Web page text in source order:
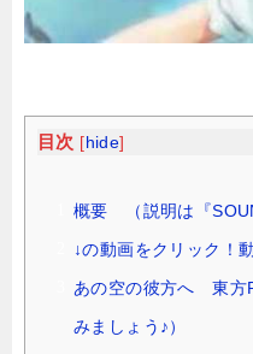
目次 [ hide]
概要 （説明は『
↓の動画をクリック！
あの空の彼方へ 東方
みましょう♪）